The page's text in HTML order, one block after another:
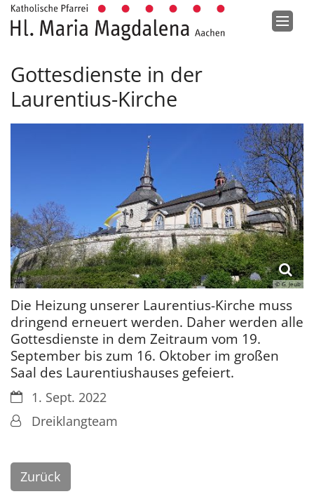
Zum Inhalt springen
Gottesdienste in der
Laurentius-Kirche
© G. Jeub
Die Heizung unserer Laurentius-Kirche muss
dringend erneuert werden. Daher werden alle
Gottesdienste in dem Zeitraum vom 19.
September bis zum 16. Oktober im großen
Saal des Laurentiushauses gefeiert.
Datum:1. Sept. 2022
Von:Dreiklangteam
Zurück